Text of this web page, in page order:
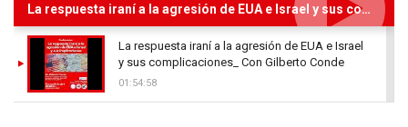
La respuesta iraní a la agresión de EUA e Israel y sus complicaciones_ Con Gilberto Conde
La respuesta iraní a la agresión de EUA e Israel
y sus complicaciones_ Con Gilberto Conde
01:54:58